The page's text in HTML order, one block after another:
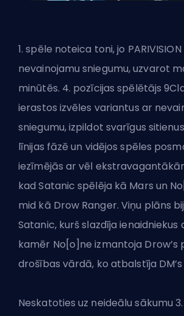
1. spēle noteica toni, jo
nevainojamu sniegumu, uzvarot
minūtēs. 4. pozīcijas spēlētājs
ierastos izvēles variantus ar
sniegumu, izpildot svarīgus
līnijas fāzē un vidējos spēles
iezīmējās ar vēl
kad Satanic spēlēja kā Mars un
mid kā Drow Ranger. Viņu plāns
Satanic, kurš slazdīja ienaidniekus
kamēr No[o]ne izmantoja Drow’s
drošības vārdā, ko atbalstīja DM’s
Neskatoties uz neideālu sākumu